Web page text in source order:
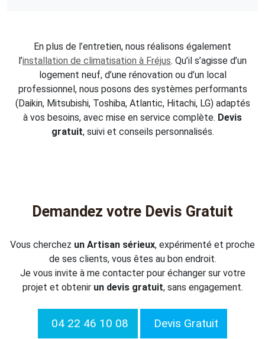
En plus de l’entretien, nous réalisons également
l’installation de climatisation à Fréjus. Qu’il s’agisse d’un
logement neuf, d’une rénovation ou d’un local
professionnel, nous posons des systèmes performants
(Daikin, Mitsubishi, Toshiba, Atlantic, Hitachi, LG) adaptés
à vos besoins, avec mise en service complète. Devis
gratuit, suivi et conseils personnalisés.
Demandez votre Devis Gratuit
Vous cherchez un Artisan sérieux, expérimenté et proche
de ses clients, vous êtes au bon endroit.
Je vous invite à me contacter pour échanger sur votre
projet et obtenir un devis gratuit, sans engagement.
04 22 46 10 08 Devis Gratuit